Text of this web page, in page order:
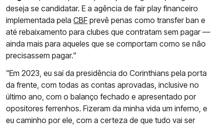
deseja se candidatar. E a agência de fair play financeiro
implementada pela CBF prevê penas como transfer ban e
até rebaixamento para clubes que contratam sem pagar —
ainda mais para aqueles que se comportam como se não
precisassem pagar."
"Em 2023, eu saí da presidência do Corinthians pela porta
da frente, com todas as contas aprovadas, inclusive no
último ano, com o balanço fechado e apresentado por
opositores ferrenhos. Fizeram da minha vida um inferno, e
eu caminho por ele, com a certeza de que tudo vai ser